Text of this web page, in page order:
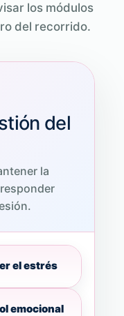
los módulos
del recorrido.
del
la
el estrés
emocional